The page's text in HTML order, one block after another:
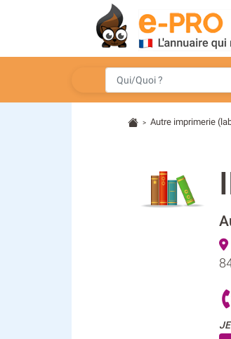
> Autre imprimerie